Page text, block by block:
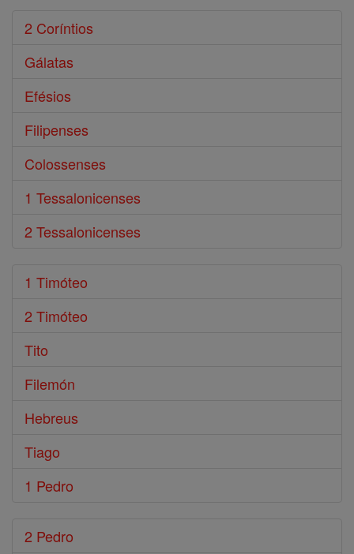
2 Coríntios
Gálatas
Efésios
Filipenses
Colossenses
1 Tessalonicenses
2 Tessalonicenses
1 Timóteo
2 Timóteo
Tito
Filemón
Hebreus
Tiago
1 Pedro
2 Pedro